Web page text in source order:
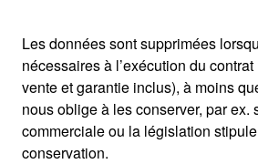
Les données sont supprimées
nécessaires à l’exécution du
vente et garantie inclus), à moins
nous oblige à les conserver, par ex.
commerciale ou la législation
conservation.